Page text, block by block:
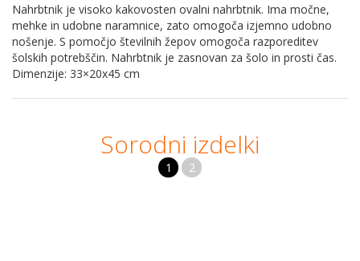
Nahrbtnik je visoko kakovosten ovalni nahrbtnik. Ima močne,
mehke in udobne naramnice, zato omogoča izjemno udobno
nošenje. S pomočjo številnih žepov omogoča razporeditev
šolskih potrebščin. Nahrbtnik je zasnovan za šolo in prosti čas.
Dimenzije: 33×20x45 cm
Sorodni izdelki
1 2